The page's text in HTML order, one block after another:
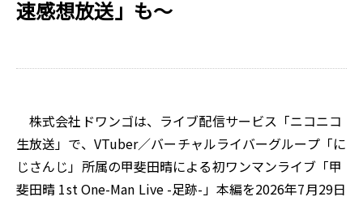
速感想放送」も～
株式会社ドワンゴは、ライブ配信サービス「ニコニコ
生放送」で、VTuber／バーチャルライバーグループ「に
じさんじ」所属の甲斐田晴による初ワンマンライブ「甲
斐田晴 1st One-Man Live -足跡-」本編を2026年7月29日